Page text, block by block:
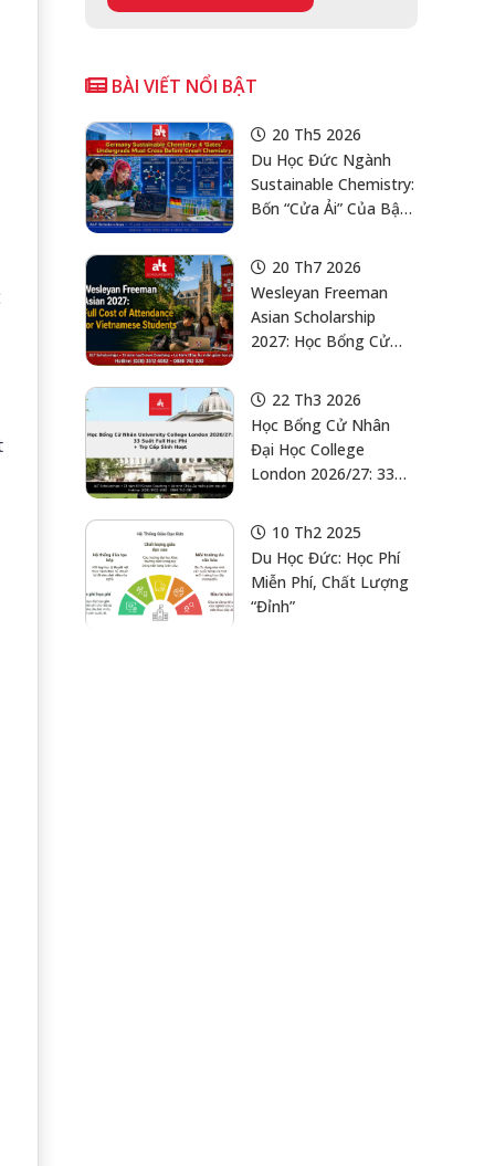
BÀI VIẾT NỔI BẬT
20 Th5 2026
Du Học Đức Ngành
Sustainable Chemistry:
Bốn “Cửa Ải” Của Bậc
Nghĩ Đến “Hóa Học
Xanh”
20 Th7 2026
Wesleyan Freeman
Asian Scholarship
2027: Học Bổng Cử
Attendance Cho Học
Sinh Việt Nam
22 Th3 2026
Học Bổng Cử Nhân
Đại Học College
London 2026/27: 33
Cấp Sinh Hoạt — Hạn
Nộp 23:00 Giờ VN,
27/04/2026
10 Th2 2025
Du Học Đức: Học Phí
Miễn Phí, Chất Lượng
“Đỉnh”